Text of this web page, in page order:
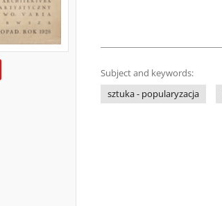
Subject and keywords:
sztuka - popularyzacja